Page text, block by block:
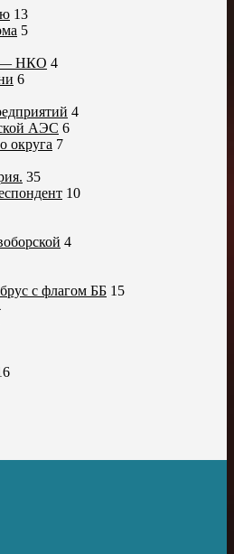
13
5
— НКО 4
6
4
АЭС 6
округа 7
35
10
4
с флагом ББ 15